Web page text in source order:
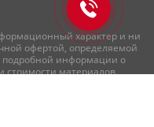
характер и ни
офертой, определяемой
информации о
стоимости материалов,